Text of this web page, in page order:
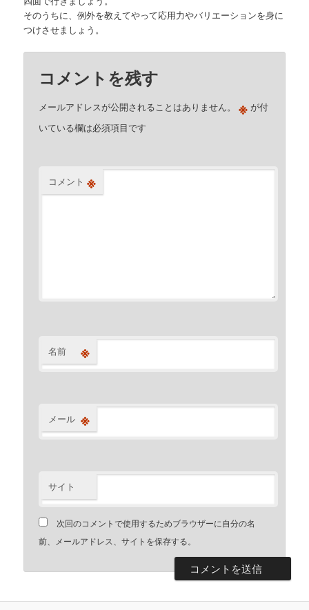
そのうちに、例外を教えてやって応用力やバリエーションを身に
つけさせましょう。
コメントを残す
メールアドレスが公開されることはありません。 ※ が付
いている欄は必須項目です
コメント ※
名前 ※
メール ※
サイト
次回のコメントで使用するためブラウザーに自分の名
前、メールアドレス、サイトを保存する。